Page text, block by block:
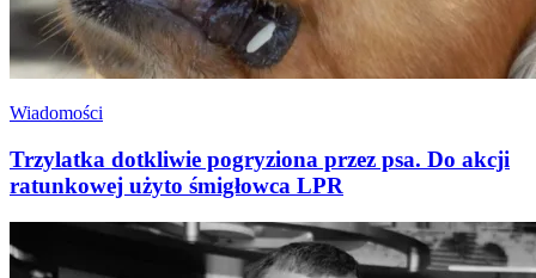
Wiadomości
Trzylatka dotkliwie pogryziona przez psa. Do akcji
ratunkowej użyto śmigłowca LPR